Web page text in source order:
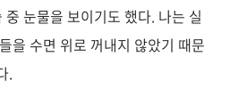
눈물을 보이기도 했다. 나는 실
을 수면 위로 꺼내지 않았기 때문
.